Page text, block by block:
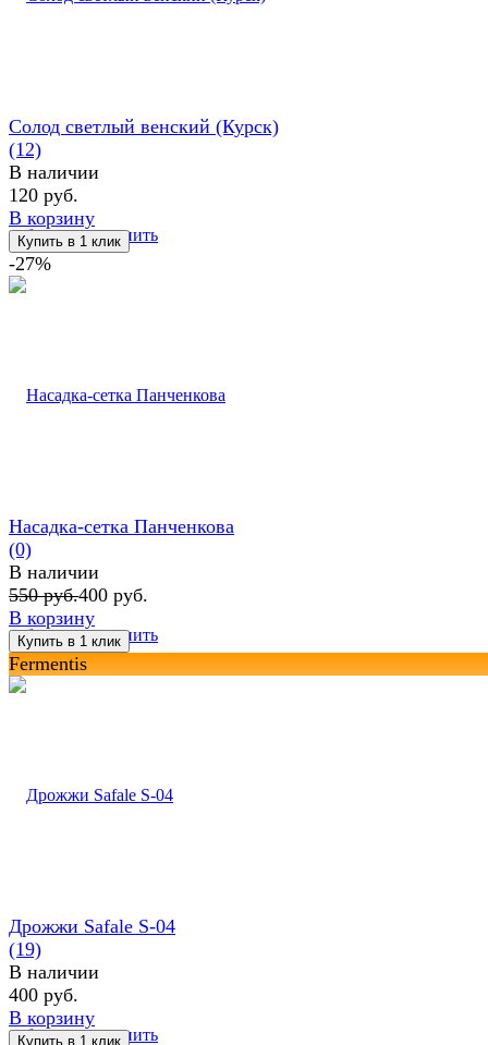
избранное сравнить
Солод светлый венский (Курск)
(12)
В наличии
120 руб.
В корзину
-27%
избранное сравнить
Насадка-сетка Панченкова
(0)
В наличии
550 руб.400 руб.
В корзину
Fermentis
избранное сравнить
Дрожжи Safale S-04
(19)
В наличии
400 руб.
В корзину